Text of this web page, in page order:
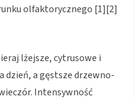
olfaktorycznego [1][2]
lżejsze, cytrusowe i
a gęstsze drzewno-
Intensywność